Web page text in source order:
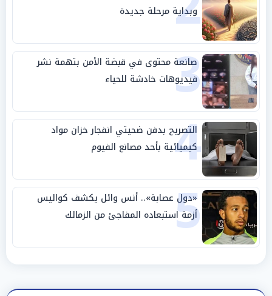
وبداية مرحلة جديدة
3
صانعة محتوى في قبضة الأمن بتهمة نشر
فيديوهات خادشة للحياء
4
التصريح بدفن ضحيتي انفجار خزان مواد
كيميائية بأحد مصانع الفيوم
5
«دول عصابة».. أنس وائل يكشف كواليس
أزمة استبعاده المفاجئ من الزمالك